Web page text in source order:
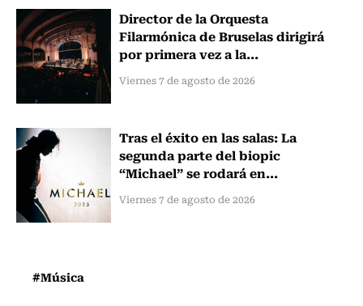
Director de la Orquesta
Filarmónica de Bruselas dirigirá
por primera vez a la...
Viernes 7 de agosto de 2026
Tras el éxito en las salas: La
segunda parte del biopic
“Michael” se rodará en...
Viernes 7 de agosto de 2026
#Música